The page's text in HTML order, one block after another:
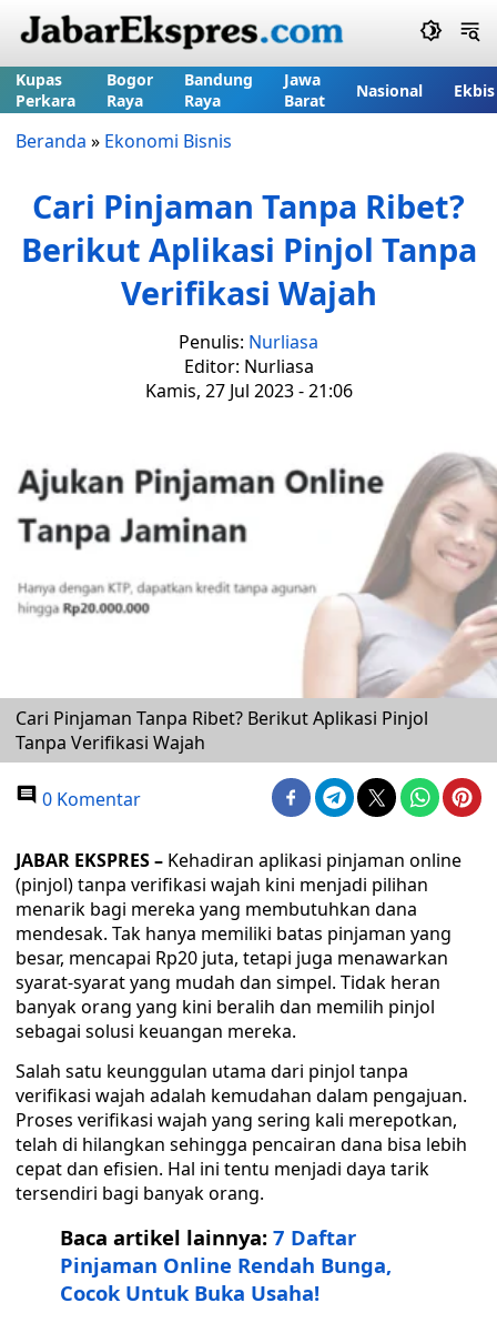
Kupas
Perkara
Bogor
Raya
Bandung
Raya
Jawa
Barat
Nasional Ekbis
Beranda » Ekonomi Bisnis
Cari Pinjaman Tanpa Ribet?
Berikut Aplikasi Pinjol Tanpa
Verifikasi Wajah
Penulis: Nurliasa
Editor: Nurliasa
Kamis, 27 Jul 2023 - 21:06
Cari Pinjaman Tanpa Ribet? Berikut Aplikasi Pinjol
Tanpa Verifikasi Wajah
0 Komentar
JABAR EKSPRES – Kehadiran aplikasi pinjaman online
(pinjol) tanpa verifikasi wajah kini menjadi pilihan
menarik bagi mereka yang membutuhkan dana
mendesak. Tak hanya memiliki batas pinjaman yang
besar, mencapai Rp20 juta, tetapi juga menawarkan
syarat-syarat yang mudah dan simpel. Tidak heran
banyak orang yang kini beralih dan memilih pinjol
sebagai solusi keuangan mereka.
Salah satu keunggulan utama dari pinjol tanpa
verifikasi wajah adalah kemudahan dalam pengajuan.
Proses verifikasi wajah yang sering kali merepotkan,
telah di hilangkan sehingga pencairan dana bisa lebih
cepat dan efisien. Hal ini tentu menjadi daya tarik
tersendiri bagi banyak orang.
Baca artikel lainnya: 7 Daftar
Pinjaman Online Rendah Bunga,
Cocok Untuk Buka Usaha!